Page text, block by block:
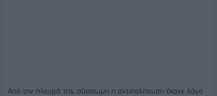
Από την πλευρά της, σύσσωμη η αντιπολίτευση έκανε λόγο